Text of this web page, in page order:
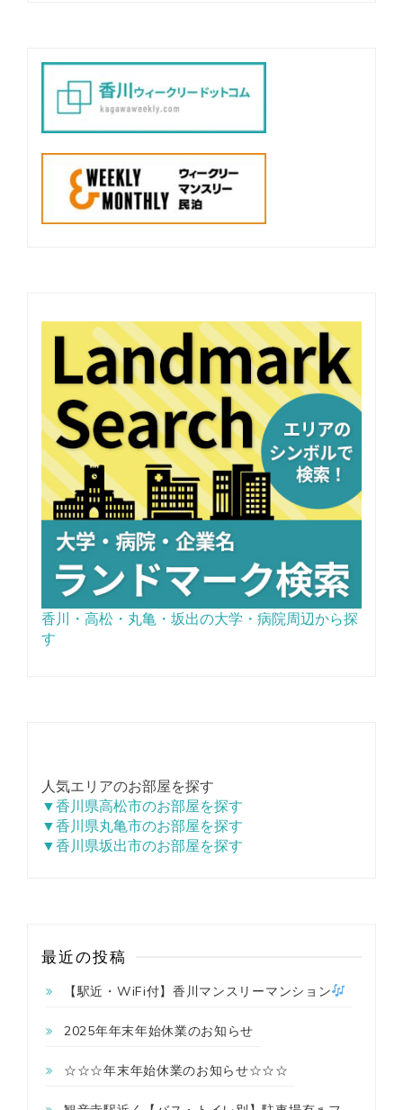
シ
香川・高松・丸亀・坂出の大学・病院周辺から探
す
人気エリアのお部屋を探す
▼香川県高松市のお部屋を探す
▼香川県丸亀市のお部屋を探す
▼香川県坂出市のお部屋を探す
最近の投稿
【駅近・WiFi付】香川マンスリーマンション
2025年年末年始休業のお知らせ
☆☆☆年末年始休業のお知らせ☆☆☆